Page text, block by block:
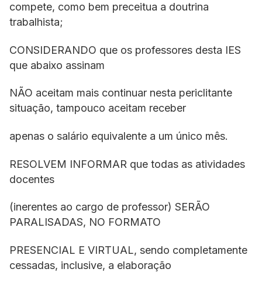
compete, como bem preceitua a doutrina
trabalhista;
CONSIDERANDO que os professores desta IES
que abaixo assinam
NÃO aceitam mais continuar nesta periclitante
situação, tampouco aceitam receber
apenas o salário equivalente a um único mês.
RESOLVEM INFORMAR que todas as atividades
docentes
(inerentes ao cargo de professor) SERÃO
PARALISADAS, NO FORMATO
PRESENCIAL E VIRTUAL, sendo completamente
cessadas, inclusive, a elaboração